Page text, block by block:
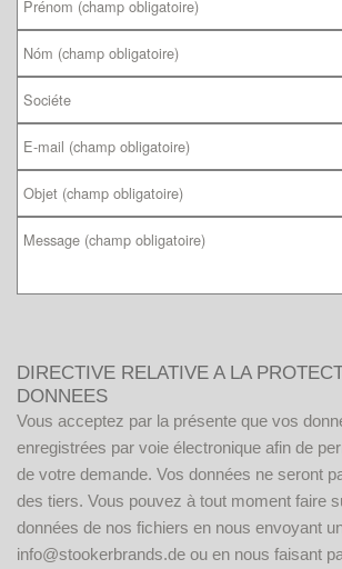
e
u
i
l
l
e
z
l
DIRECTIVE RELATIVE A LA
DONNEES
Vous acceptez par la présente que vos
enregistrées par voie électronique afin de
de votre demande. Vos données ne seront
des tiers. Vous pouvez à tout moment faire
données de nos fichiers en nous envoyant
info@stookerbrands.de ou en nous faisant